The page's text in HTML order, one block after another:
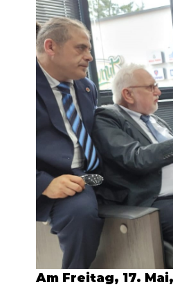
Am Freitag, 17.